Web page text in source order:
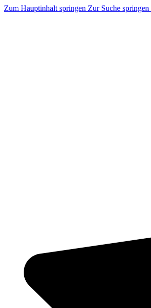
Zum Hauptinhalt springen Zur Suche springen